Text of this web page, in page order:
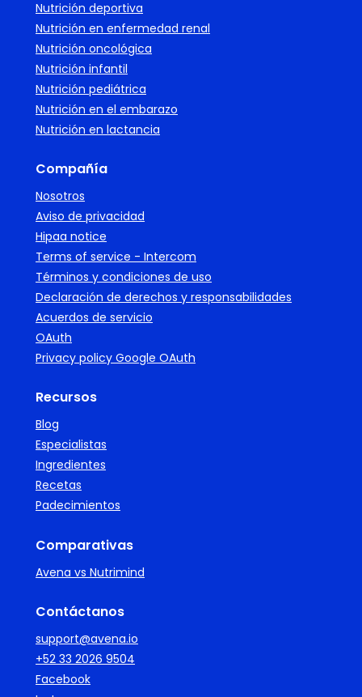
Nutrición deportiva
Nutrición en enfermedad renal
Nutrición oncológica
Nutrición infantil
Nutrición pediátrica
Nutrición en el embarazo
Nutrición en lactancia
Compañía
Nosotros
Aviso de privacidad
Hipaa notice
Terms of service - Intercom
Términos y condiciones de uso
Declaración de derechos y responsabilidades
Acuerdos de servicio
OAuth
Privacy policy Google OAuth
Recursos
Blog
Especialistas
Ingredientes
Recetas
Padecimientos
Comparativas
Avena vs Nutrimind
Contáctanos
support@avena.io
+52 33 2026 9504
Facebook